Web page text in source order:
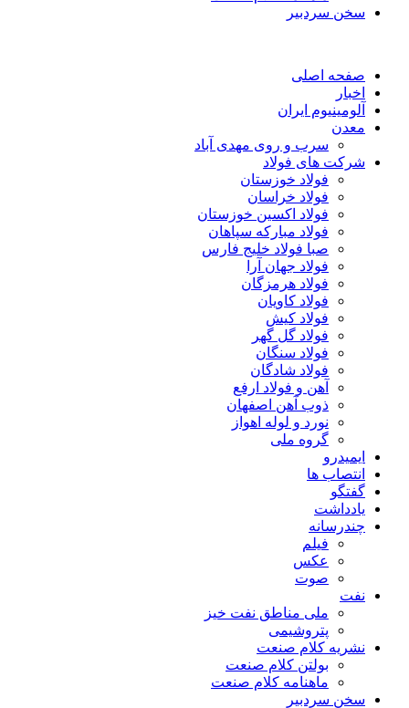
سخن سردبیر
صفحه اصلی
اخبار
آلومینیوم ایران
معدن
سرب و روی مهدی آباد
شرکت های فولاد
فولاد خوزستان
فولاد خراسان
فولاد اکسین خوزستان
فولاد مبارکه سپاهان
صبا فولاد خلیج فارس
فولاد جهان آرا
فولاد هرمزگان
فولاد کاویان
فولاد کیش
فولاد گل گهر
فولاد سنگان
فولاد شادگان
آهن و فولاد ارفع
ذوب آهن اصفهان
نورد و لوله اهواز
گروه ملی
ایمیدرو
انتصاب ها
گفتگو
یادداشت
چندرسانه
فیلم
عکس
صوت
نفت
ملی مناطق نفت خیز
پتروشیمی
نشریه کلام صنعت
بولتن کلام صنعت
ماهنامه کلام صنعت
سخن سردبیر